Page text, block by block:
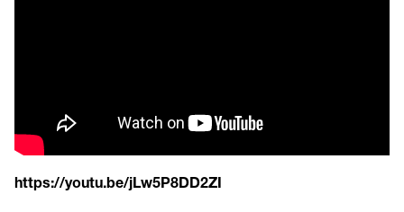
https://youtu.be/jLw5P8DD2ZI